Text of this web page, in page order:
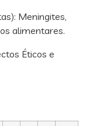
Meningites,
alimentares.
Éticos e